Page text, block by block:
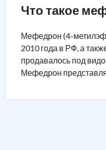
Что такое
Мефедрон (4-
2010 года в РФ, а
продавалось под
Мефедрон